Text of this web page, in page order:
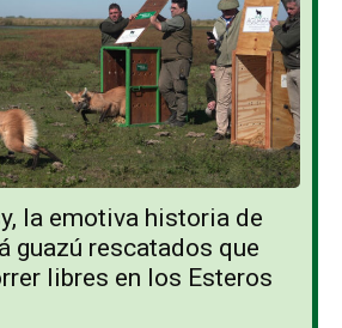
la emotiva historia de
guazú rescatados que
libres en los Esteros